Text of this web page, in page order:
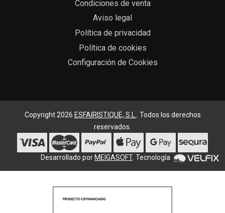
Condiciones de venta
Aviso legal
Política de privacidad
Política de cookies
Configuración de Cookies
Copyright 2026 ESFAIRISTIQUE, S.L.. Todos los derechos
reservados.
Desarrollado por MEIGASOFT. Tecnología